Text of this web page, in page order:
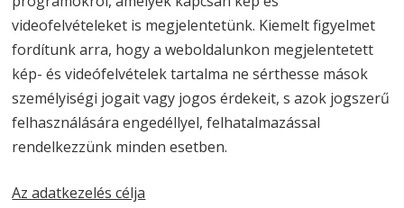
videofelvételeket is megjelentetünk. Kiemelt figyelmet
fordítunk arra, hogy a weboldalunkon megjelentetett
kép- és videófelvételek tartalma ne sérthesse mások
személyiségi jogait vagy jogos érdekeit, s azok jogszerű
felhasználására engedéllyel, felhatalmazással
rendelkezzünk minden esetben.
Az adatkezelés célja